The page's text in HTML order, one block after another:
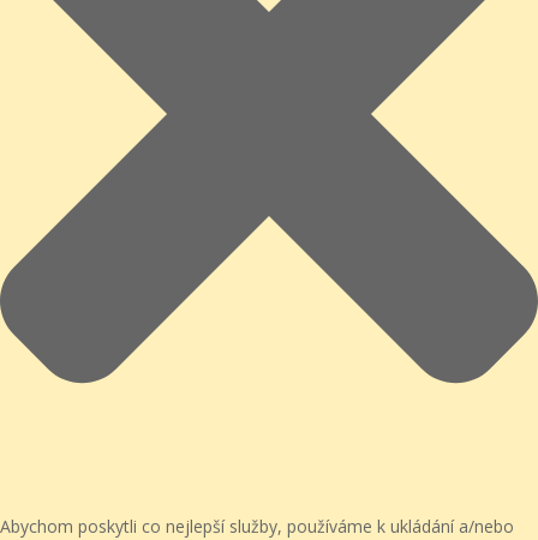
Abychom poskytli co nejlepší služby, používáme k ukládání a/nebo